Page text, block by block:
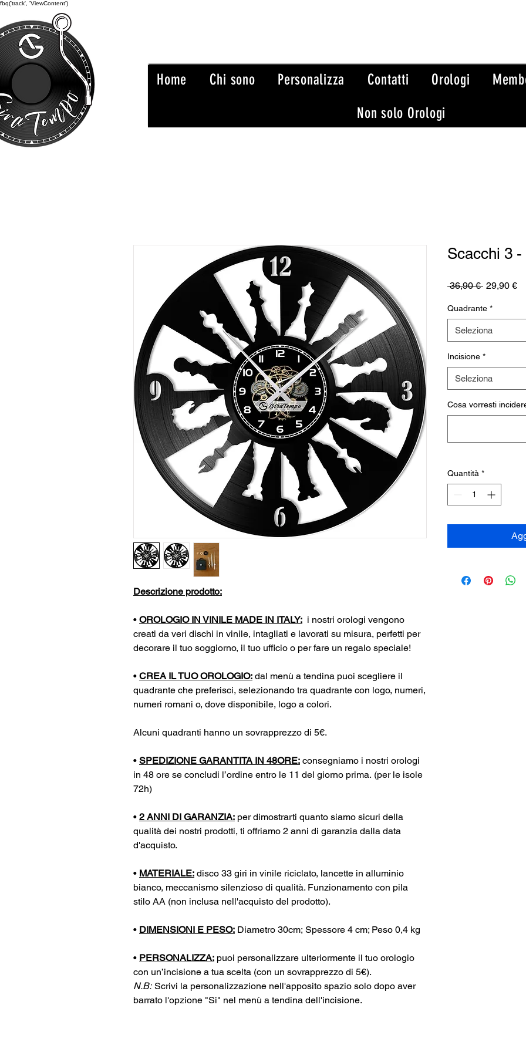
fbq('track', 'ViewContent')
Home Chi sono Personalizza Contatti Orologi
Non solo Orologi
Descrizione prodotto:
• OROLOGIO IN VINILE MADE IN ITALY: i nostri orologi vengono
creati da veri dischi in vinile, intagliati e lavorati su misura, perfetti per
decorare il tuo soggiorno, il tuo ufficio o per fare un regalo speciale!
• CREA IL TUO OROLOGIO: dal menù a tendina puoi scegliere il
quadrante che preferisci, selezionando tra quadrante con logo, numeri,
numeri romani o, dove disponibile, logo a colori.
Alcuni quadranti hanno un sovrapprezzo di 5€.
• SPEDIZIONE GARANTITA IN 48ORE: consegniamo i nostri orologi
in 48 ore se concludi l’ordine entro le 11 del giorno prima. (per le isole
72h)
• 2 ANNI DI GARANZIA: per dimostrarti quanto siamo sicuri della
qualità dei nostri prodotti, ti offriamo 2 anni di garanzia dalla data
d'acquisto.
• MATERIALE: disco 33 giri in vinile riciclato, lancette in alluminio
bianco, meccanismo silenzioso di qualità. Funzionamento con pila
stilo AA (non inclusa nell'acquisto del prodotto).
• DIMENSIONI E PESO: Diametro 30cm; Spessore 4 cm; Peso 0,4 kg
• PERSONALIZZA: puoi personalizzare ulteriormente il tuo orologio
con un’incisione a tua scelta (con un sovrapprezzo di 5€).
N.B: Scrivi la personalizzazione nell'apposito spazio solo dopo aver
barrato l'opzione "Si" nel menù a tendina dell'incisione.
Scacchi 3
36,90 € Prezzo
29,90 €
Quadrante *
Seleziona
Incisione *
Seleziona
Cosa vorresti
Quantità *